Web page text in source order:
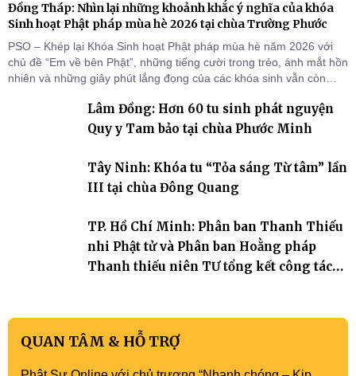
Đồng Tháp: Nhìn lại những khoảnh khắc ý nghĩa của khóa
Sinh hoạt Phật pháp mùa hè 2026 tại chùa Trường Phước
PSO – Khép lại Khóa Sinh hoạt Phật pháp mùa hè năm 2026 với
chủ đề “Em về bên Phật”, những tiếng cười trong trẻo, ánh mắt hồn
nhiên và những giây phút lắng đọng của các khóa sinh vẫn còn
Tháp). Những tuần tu học ngắn ngủi nhưng đã trở thành hành
trang quý báu, gieo những hạt giống thiện l
Lâm Đồng: Hơn 60 tu sinh phát nguyện
Quy y Tam bảo tại chùa Phước Minh
Tây Ninh: Khóa tu “Tỏa sáng Từ tâm” lần
III tại chùa Đông Quang
TP. Hồ Chí Minh: Phân ban Thanh Thiếu
nhi Phật tử và Phân ban Hoằng pháp
Thanh thiếu niên TƯ tổng kết công tác
QUAN TÂM & HỖ TRỢ